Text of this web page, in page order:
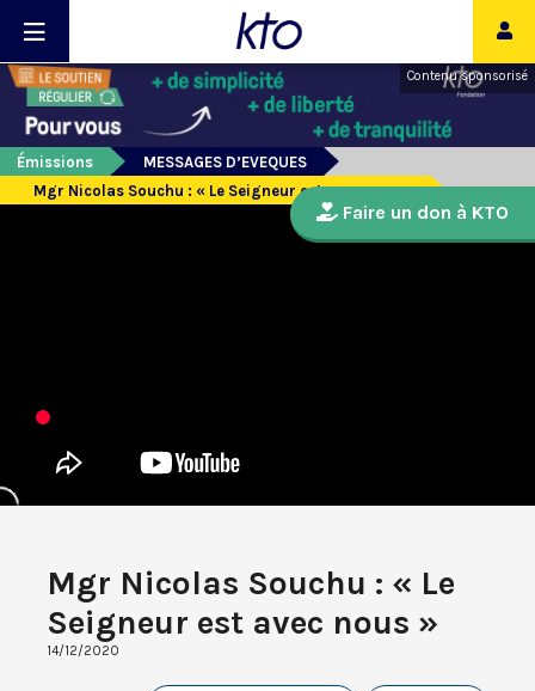
Contenu sponsorisé
Émissions
MESSAGES D’EVEQUES
Mgr Nicolas Souchu : « Le Seigneur est avec nous »
Mgr Nicolas Souchu : « Le
Seigneur est avec nous »
14/12/2020
Faire un don à KTO